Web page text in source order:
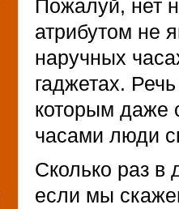
Пожалуй, нет
атрибутом не
наручных
гаджетах.
которым даже
часами люди
Сколько раз в
если мы